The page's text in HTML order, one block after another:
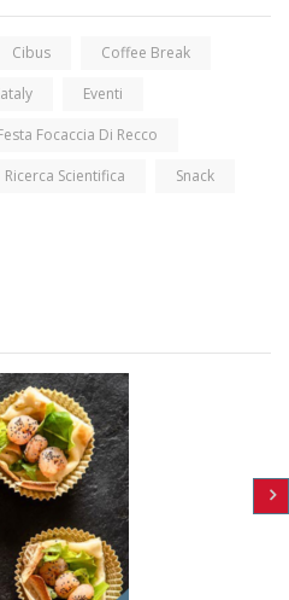
Cibus Coffee Break
Eventi
Focaccia Di Recco
Ricerca Scientifica Snack